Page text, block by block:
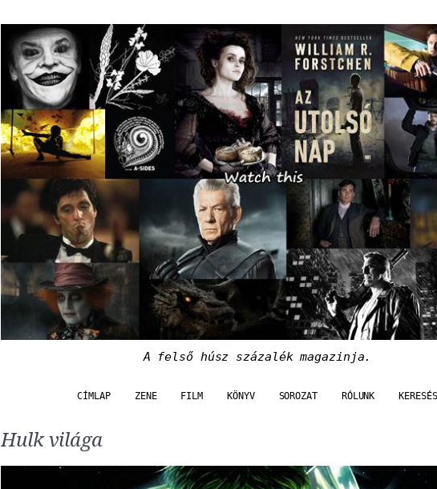
A felső húsz százalék magazinja.
CÍMLAP ZENE FILM KÖNYV SOROZAT RÓLUNK KERESÉS
Hulk világa